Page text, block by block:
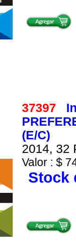
37397
(E/C)
2014, 32
Valor : $
Stock